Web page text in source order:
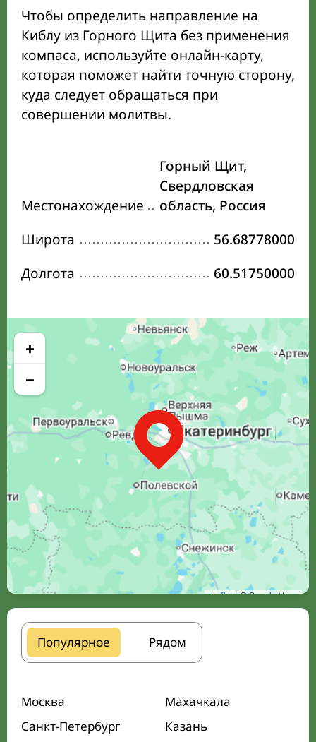
Чтобы определить направление на
Киблу из Горного Щита без применения
компаса, используйте онлайн-карту,
которая поможет найти точную сторону,
куда следует обращаться при
совершении молитвы.
Местонахождение
Горный Щит,
Свердловская
область, Россия
Широта
56.68778000
Долгота
60.51750000
+
−
Leaflet| © Google Maps
Популярное Рядом
Москва
Махачкала
Санкт-Петербург
Казань